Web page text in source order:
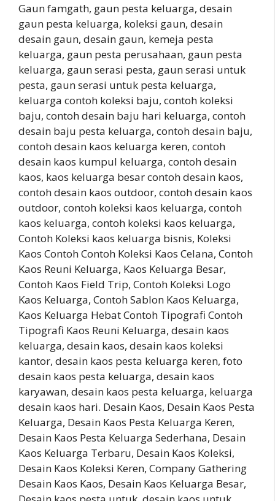
Gaun famgath, gaun pesta keluarga, desain
gaun pesta keluarga, koleksi gaun, desain
desain gaun, desain gaun, kemeja pesta
keluarga, gaun pesta perusahaan, gaun pesta
keluarga, gaun serasi pesta, gaun serasi untuk
pesta, gaun serasi untuk pesta keluarga,
keluarga contoh koleksi baju, contoh koleksi
baju, contoh desain baju hari keluarga, contoh
desain baju pesta keluarga, contoh desain baju,
contoh desain kaos keluarga keren, contoh
desain kaos kumpul keluarga, contoh desain
kaos, kaos keluarga besar contoh desain kaos,
contoh desain kaos outdoor, contoh desain kaos
outdoor, contoh koleksi kaos keluarga, contoh
kaos keluarga, contoh koleksi kaos keluarga,
Contoh Koleksi kaos keluarga bisnis, Koleksi
Kaos Contoh Contoh Koleksi Kaos Celana, Contoh
Kaos Reuni Keluarga, Kaos Keluarga Besar,
Contoh Kaos Field Trip, Contoh Koleksi Logo
Kaos Keluarga, Contoh Sablon Kaos Keluarga,
Kaos Keluarga Hebat Contoh Tipografi Contoh
Tipografi Kaos Reuni Keluarga, desain kaos
keluarga, desain kaos, desain kaos koleksi
kantor, desain kaos pesta keluarga keren, foto
desain kaos pesta keluarga, desain kaos
karyawan, desain kaos pesta keluarga, keluarga
desain kaos hari. Desain Kaos, Desain Kaos Pesta
Keluarga, Desain Kaos Pesta Keluarga Keren,
Desain Kaos Pesta Keluarga Sederhana, Desain
Kaos Keluarga Terbaru, Desain Kaos Koleksi,
Desain Kaos Koleksi Keren, Company Gathering
Desain Kaos Kaos, Desain Kaos Keluarga Besar,